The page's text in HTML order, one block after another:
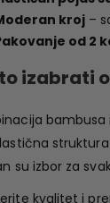
kroj –
od 2
izabrati
su izbor za
kvalitet i